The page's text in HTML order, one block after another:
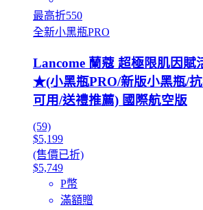
最高折550
全新小黑瓶PRO
Lancome 蘭蔻 超極限肌因賦
★(小黑瓶PRO/新版小黑瓶/
可用/送禮推薦) 國際航空版
(59)
$5,199
(售價已折)
$5,749
P幣
滿額贈